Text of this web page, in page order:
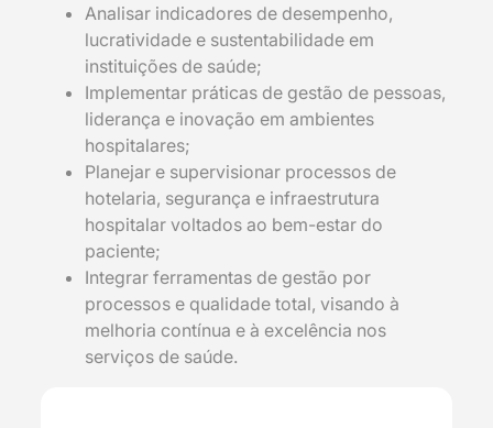
Analisar indicadores de desempenho,
lucratividade e sustentabilidade em
instituições de saúde;
Implementar práticas de gestão de pessoas,
liderança e inovação em ambientes
hospitalares;
Planejar e supervisionar processos de
hotelaria, segurança e infraestrutura
hospitalar voltados ao bem-estar do
paciente;
Integrar ferramentas de gestão por
processos e qualidade total, visando à
melhoria contínua e à excelência nos
serviços de saúde.